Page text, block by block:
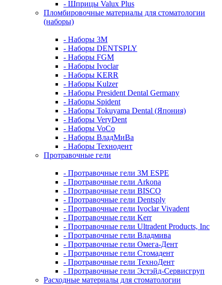
- Шприцы Valux Plus
Пломбировочные материалы для стоматологии
(наборы)
- Наборы 3М
- Наборы DENTSPLY
- Наборы FGM
- Наборы Ivoclar
- Наборы KERR
- Наборы Kulzer
- Наборы President Dental Germany
- Наборы Spident
- Наборы Tokuyama Dental (Япония)
- Наборы VeryDent
- Наборы VoCo
- Наборы ВладМиВа
- Наборы Технодент
Протравочные гели
- Протравочные гели 3М ESPE
- Протравочные гели Arkona
- Протравочные гели BISCO
- Протравочные гели Dentsply
- Протравочные гели Ivoclar Vivadent
- Протравочные гели Kerr
- Протравочные гели Ultradent Products, Inc
- Протравочные гели Владмива
- Протравочные гели Омега-Дент
- Протравочные гели Стомадент
- Протравочные гели ТехноДент
- Протравочные гели Эстэйд-Сервисгруп
Расходные материалы для стоматологии